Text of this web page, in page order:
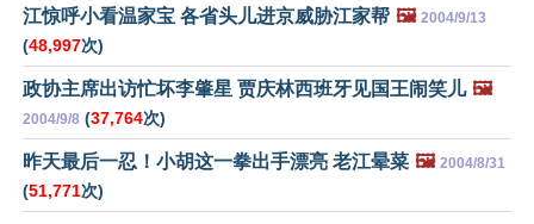
江惊呼小看温家宝 各省头儿进京威胁江家帮 🖼️ 2004/9/13
(48,997次)
政协主席出访忙坏李肇星 贾庆林西班牙见国王闹笑儿 🖼️
2004/9/8 (37,764次)
昨天最后一忍！小胡这一拳出手漂亮 老江晕菜 🖼️ 2004/8/31
(51,771次)